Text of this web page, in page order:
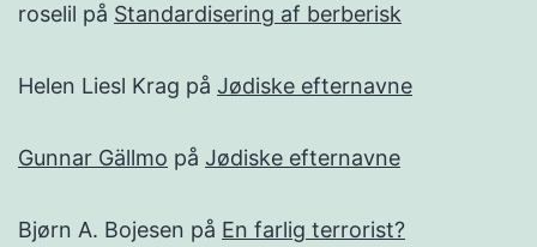
roselil på Standardisering af berberisk
Helen Liesl Krag på Jødiske efternavne
Gunnar Gällmo på Jødiske efternavne
Bjørn A. Bojesen på En farlig terrorist?